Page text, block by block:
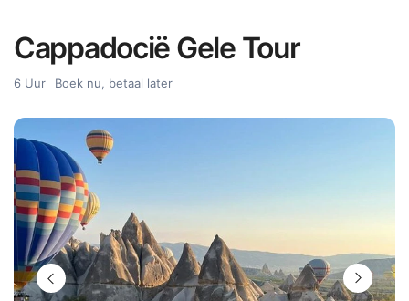
Cappadocië Gele Tour
6 Uur Boek nu, betaal later